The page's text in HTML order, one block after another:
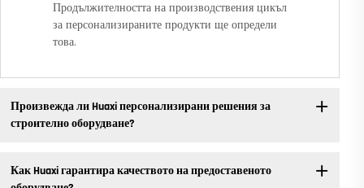
Продължителността на производствения цикъл
за персонализираните продукти ще определи
това.
Произвежда ли Huaxi персонализирани решения за
строително оборудване?
Как Huaxi гарантира качеството на предоставеното